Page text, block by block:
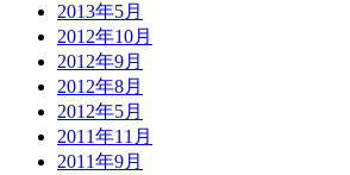
2013年5月
2012年10月
2012年9月
2012年8月
2012年5月
2011年11月
2011年9月